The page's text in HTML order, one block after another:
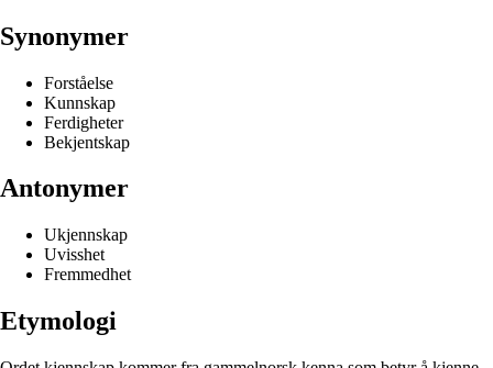
Synonymer
Forståelse
Kunnskap
Ferdigheter
Bekjentskap
Antonymer
Ukjennskap
Uvisshet
Fremmedhet
Etymologi